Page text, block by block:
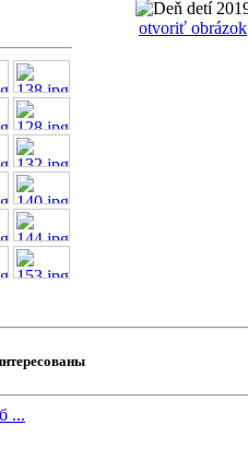
otvoriť obrázok
...